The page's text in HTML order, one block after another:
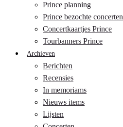
Prince planning
Prince bezochte concerten
Concertkaartjes Prince
Tourbanners Prince
Archieven
Berichten
Recensies
In memoriams
Nieuws items
Lijsten